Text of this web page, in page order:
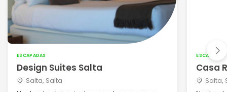
ESCAPADAS
Design Suites Salta
Salta, Salta
ESCAPADAS
Casa
Salta,